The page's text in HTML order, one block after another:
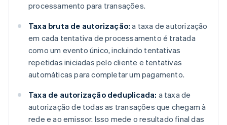
processamento para transações.
Taxa bruta de autorização: a taxa de autorização
em cada tentativa de processamento é tratada
como um evento único, incluindo tentativas
repetidas iniciadas pelo cliente e tentativas
automáticas para completar um pagamento.
Taxa de autorização deduplicada: a taxa de
autorização de todas as transações que chegam à
rede e ao emissor. Isso mede o resultado final das